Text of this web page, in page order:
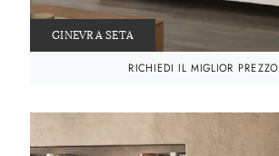
GINEVRA SETA
RICHIEDI IL MIGLIOR PREZZO